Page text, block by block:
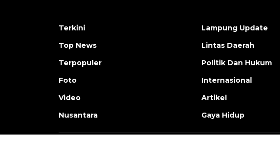
Terkini
Top News
Terpopuler
Foto
Video
Nusantara
Lampung Update
Lintas Daerah
Politik Dan Hukum
Internasional
Artikel
Gaya Hidup